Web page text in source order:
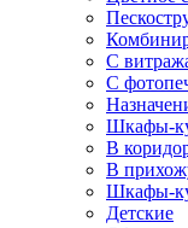
С
С
Шкафы-
В
В
Шкафы-
Детские